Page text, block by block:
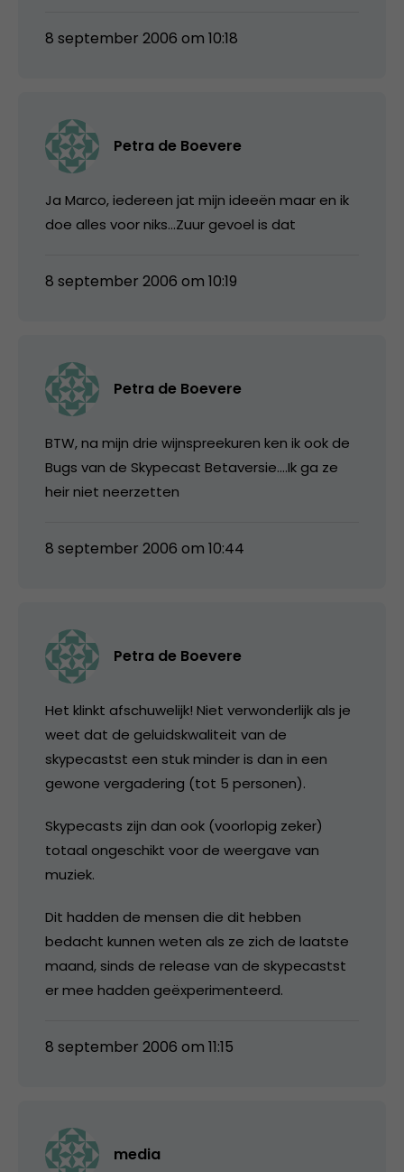
8 september 2006 om 10:18
Petra de Boevere
Ja Marco, iedereen jat mijn ideeën maar en ik
doe alles voor niks…Zuur gevoel is dat
8 september 2006 om 10:19
Petra de Boevere
BTW, na mijn drie wijnspreekuren ken ik ook de
Bugs van de Skypecast Betaversie….Ik ga ze
heir niet neerzetten
8 september 2006 om 10:44
Petra de Boevere
Het klinkt afschuwelijk! Niet verwonderlijk als je
weet dat de geluidskwaliteit van de
skypecastst een stuk minder is dan in een
gewone vergadering (tot 5 personen).
Skypecasts zijn dan ook (voorlopig zeker)
totaal ongeschikt voor de weergave van
muziek.
Dit hadden de mensen die dit hebben
bedacht kunnen weten als ze zich de laatste
maand, sinds de release van de skypecastst
er mee hadden geëxperimenteerd.
8 september 2006 om 11:15
media